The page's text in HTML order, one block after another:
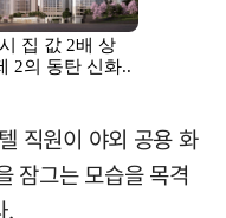
직원이 야외 공용 화
잠그는 모습을 목격
.